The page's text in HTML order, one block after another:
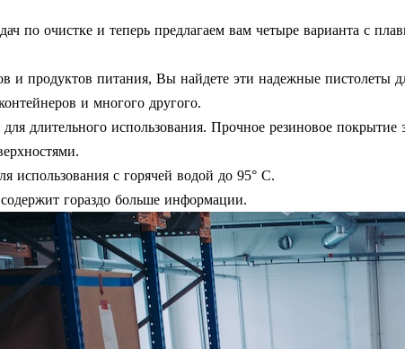
по очистке и теперь предлагаем вам четыре варианта с
и продуктов питания, Вы найдете эти надежные пистолеты
и многого другого.
длительного использования. Прочное резиновое покрытие
использования с горячей водой до 95° C.
гораздо больше информации.